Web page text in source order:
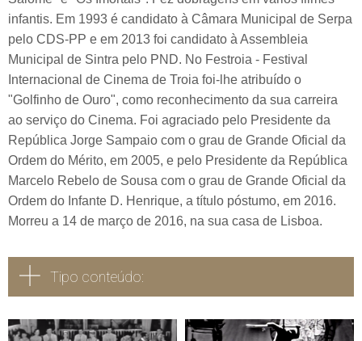
infantis. Em 1993 é candidato à Câmara Municipal de Serpa
pelo CDS-PP e em 2013 foi candidato à Assembleia
Municipal de Sintra pelo PND. No Festroia - Festival
Internacional de Cinema de Troia foi-lhe atribuído o
"Golfinho de Ouro", como reconhecimento da sua carreira
ao serviço do Cinema. Foi agraciado pelo Presidente da
República Jorge Sampaio com o grau de Grande Oficial da
Ordem do Mérito, em 2005, e pelo Presidente da República
Marcelo Rebelo de Sousa com o grau de Grande Oficial da
Ordem do Infante D. Henrique, a título póstumo, em 2016.
Morreu a 14 de março de 2016, na sua casa de Lisboa.
Tipo conteúdo: